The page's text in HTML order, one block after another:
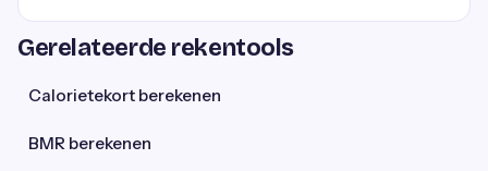
Gerelateerde rekentools
Calorietekort berekenen
BMR berekenen